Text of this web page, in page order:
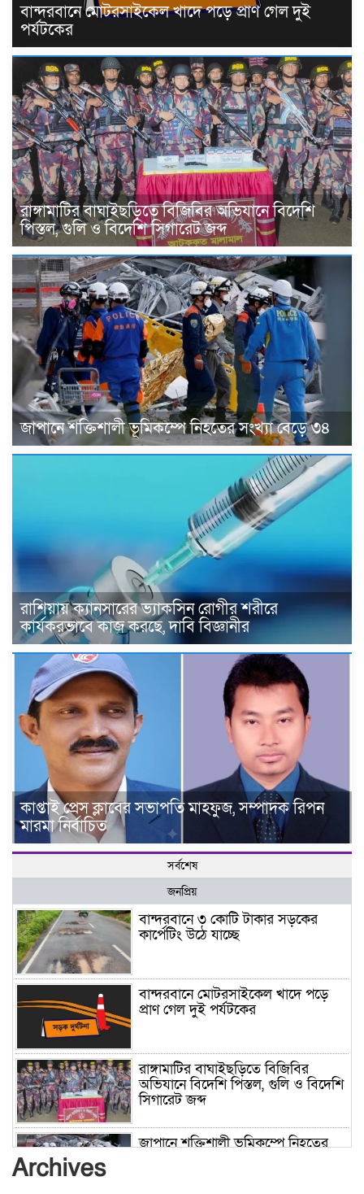
বান্দরবানে মোটরসাইকেল খাদে পড়ে প্রাণ গেল দুই
পর্যটকের
রাঙ্গামাটির বাঘাইছড়িতে বিজিবির অভিযানে বিদেশি
পিস্তল, গুলি ও বিদেশি সিগারেট জব্দ
জাপানে শক্তিশালী ভূমিকম্পে নিহতের সংখ্যা বেড়ে ৩৪
রাশিয়ায় ক্যানসারের ভ্যাকসিন রোগীর শরীরে
কার্যকরভাবে কাজ করছে, দাবি বিজ্ঞানীর
কাপ্তাই প্রেস ক্লাবের সভাপতি মাহফুজ, সম্পাদক রিপন
মারমা নির্বাচিত
সর্বশেষ
জনপ্রিয়
বান্দরবানে ৩ কোটি টাকার সড়কের
কার্পেটিং উঠে যাচ্ছে
বান্দরবানে মোটরসাইকেল খাদে পড়ে
প্রাণ গেল দুই পর্যটকের
রাঙ্গামাটির বাঘাইছড়িতে বিজিবির
অভিযানে বিদেশি পিস্তল, গুলি ও বিদেশি
সিগারেট জব্দ
জাপানে শক্তিশালী ভূমিকম্পে নিহতের
Archives